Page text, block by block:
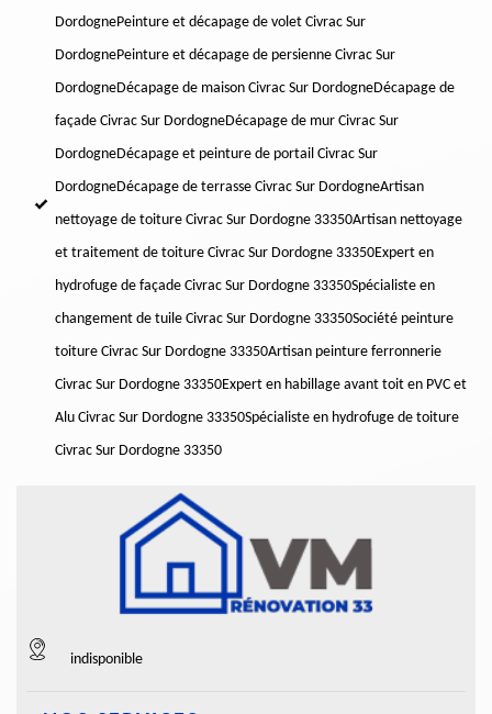
DordognePeinture et décapage de volet Civrac Sur
DordognePeinture et décapage de persienne Civrac Sur
DordogneDécapage de maison Civrac Sur DordogneDécapage de
façade Civrac Sur DordogneDécapage de mur Civrac Sur
DordogneDécapage et peinture de portail Civrac Sur
DordogneDécapage de terrasse Civrac Sur DordogneArtisan
nettoyage de toiture Civrac Sur Dordogne 33350Artisan nettoyage
et traitement de toiture Civrac Sur Dordogne 33350Expert en
hydrofuge de façade Civrac Sur Dordogne 33350Spécialiste en
changement de tuile Civrac Sur Dordogne 33350Société peinture
toiture Civrac Sur Dordogne 33350Artisan peinture ferronnerie
Civrac Sur Dordogne 33350Expert en habillage avant toit en PVC et
Alu Civrac Sur Dordogne 33350Spécialiste en hydrofuge de toiture
Civrac Sur Dordogne 33350
indisponible